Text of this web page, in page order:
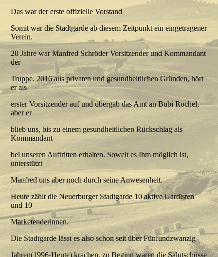
Das war der erste offizielle Vorstand
Somit war die Stadtgarde ab diesem Zeitpunkt ein eingetragener
Verein.
20 Jahre war Manfred Schröder Vorsitzender und Kommandant
der
Truppe. 2016 aus privaten und gesundheitlichen Gründen, hört
er als
erster Vorsitzender auf und übergab das Amt an Bubi Rochel,
aber er
blieb uns, bis zu einem gesundheitlichen Rückschlag als
Kommandant
bei unseren Auftritten erhalten. Soweit es Ihm möglich ist,
unterstützt
Manfred uns aber noch durch seine Anwesenheit.
Heute zählt die Neuerburger Stadtgarde 10 aktive Gardisten
und 10
Marketenderinnen.
Die Stadtgarde lässt es also schon seit über Fünfundzwanzig
Jahren(1996-Heute) krachen, zu Beginn waren die Salutschüsse